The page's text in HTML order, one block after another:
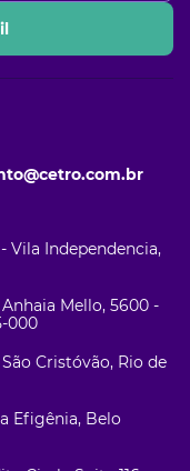
Vila Independencia,
Mello, 5600 -
000
Cristóvão, Rio de
Efigênia, Belo